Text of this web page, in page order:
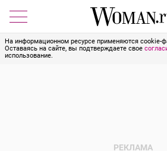
На информационном ресурсе применяются cookie-
Оставаясь на сайте, вы подтверждаете свое
использование.